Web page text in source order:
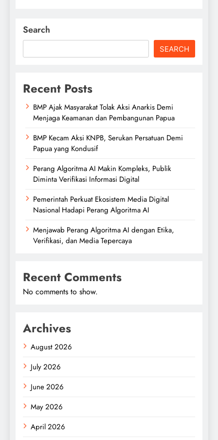
Search
SEARCH
Recent Posts
BMP Ajak Masyarakat Tolak Aksi Anarkis Demi
Menjaga Keamanan dan Pembangunan Papua
BMP Kecam Aksi KNPB, Serukan Persatuan Demi
Papua yang Kondusif
Perang Algoritma AI Makin Kompleks, Publik
Diminta Verifikasi Informasi Digital
Pemerintah Perkuat Ekosistem Media Digital
Nasional Hadapi Perang Algoritma AI
Menjawab Perang Algoritma AI dengan Etika,
Verifikasi, dan Media Tepercaya
Recent Comments
No comments to show.
Archives
August 2026
July 2026
June 2026
May 2026
April 2026